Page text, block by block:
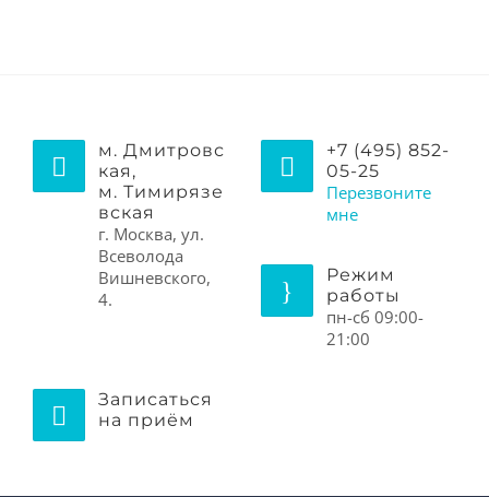
м. Дмитровс
кая,
м. Тимирязе
вская
г. Москва, ул.
Всеволода
Вишневского,
4.
+7 (495) 852-
05-25
Перезвоните
мне
Режим
работы
пн-сб 09:00-
21:00
Записаться
на приём